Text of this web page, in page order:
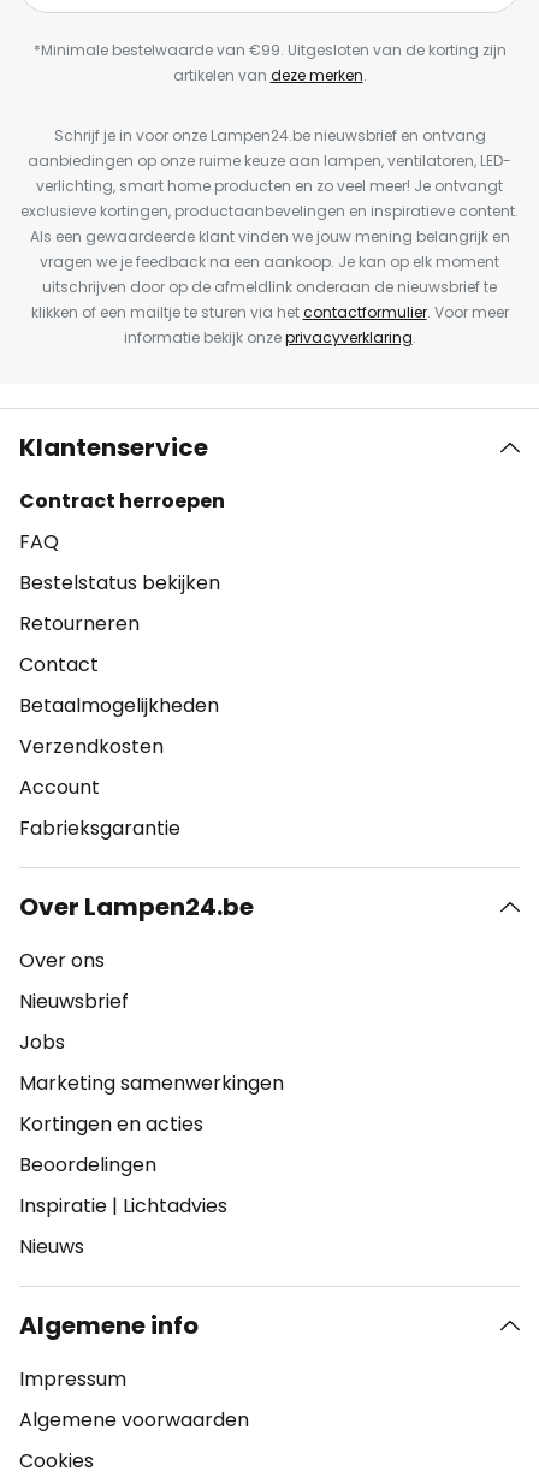
*Minimale bestelwaarde van €99. Uitgesloten van de korting zijn
artikelen van deze merken.
Schrijf je in voor onze Lampen24.be nieuwsbrief en ontvang
aanbiedingen op onze ruime keuze aan lampen, ventilatoren, LED-
verlichting, smart home producten en zo veel meer! Je ontvangt
exclusieve kortingen, productaanbevelingen en inspiratieve content.
Als een gewaardeerde klant vinden we jouw mening belangrijk en
vragen we je feedback na een aankoop. Je kan op elk moment
uitschrijven door op de afmeldlink onderaan de nieuwsbrief te
klikken of een mailtje te sturen via hetcontactformulier. Voor meer
informatie bekijk onzeprivacyverklaring.
Klantenservice
Contract herroepen
FAQ
Bestelstatus bekijken
Retourneren
Contact
Betaalmogelijkheden
Verzendkosten
Account
Fabrieksgarantie
Over Lampen24.be
Over ons
Nieuwsbrief
Jobs
Marketing samenwerkingen
Kortingen en acties
Beoordelingen
Inspiratie | Lichtadvies
Nieuws
Algemene info
Impressum
Algemene voorwaarden
Cookies